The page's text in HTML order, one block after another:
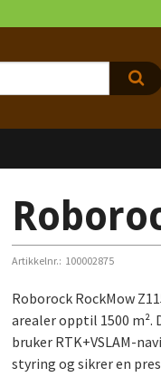
Artikkelnr.: 100002875
Roborock RockMow
arealer opptil 1500 m².
bruker RTK+VSLAM-
styring og sikrer en